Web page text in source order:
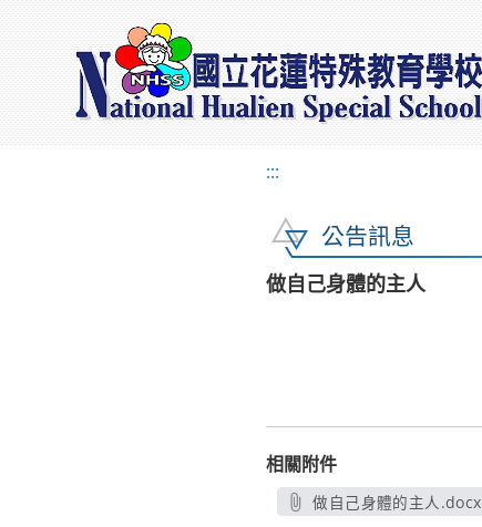
:::
公告訊息
做自己身體的主人
相關附件
做自己身體的主人.docx